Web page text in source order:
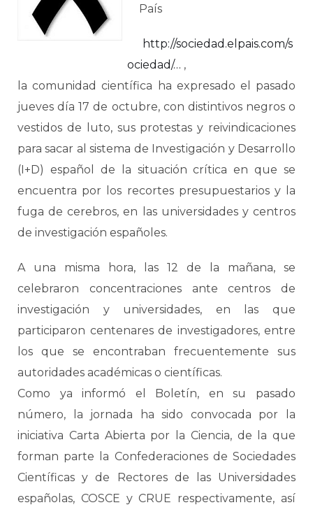
País
http://sociedad.elpais.com/s
ociedad/… ,
la comunidad científica ha expresado el pasado
jueves día 17 de octubre, con distintivos negros o
vestidos de luto, sus protestas y reivindicaciones
para sacar al sistema de Investigación y Desarrollo
(I+D) español de la situación crítica en que se
encuentra por los recortes presupuestarios y la
fuga de cerebros, en las universidades y centros
de investigación españoles.
A una misma hora, las 12 de la mañana, se
celebraron concentraciones ante centros de
investigación y universidades, en las que
participaron centenares de investigadores, entre
los que se encontraban frecuentemente sus
autoridades académicas o científicas.
Como ya informó el Boletín, en su pasado
número, la jornada ha sido convocada por la
iniciativa Carta Abierta por la Ciencia, de la que
forman parte la Confederaciones de Sociedades
Científicas y de Rectores de las Universidades
españolas, COSCE y CRUE respectivamente, así